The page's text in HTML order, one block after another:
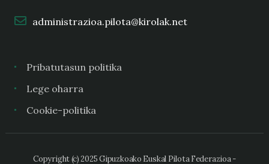
administrazioa.pilota@kirolak.net
Pribatutasun politika
Lege oharra
Cookie-politika
Copyright (c) 2025 Gipuzkoako Euskal Pilota Federazioa -